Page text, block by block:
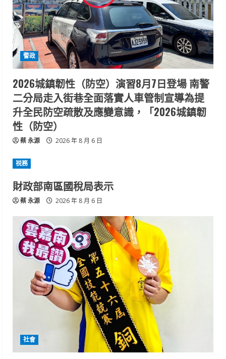
警政
2026城鎮韌性（防空）演習8月7日登場 南警
二分局走入街巷全面落實人車管制宣導為提
升全民防空疏散及應變意識，「2026城鎮韌
性（防空）
蔡 永源 2026 年 8 月 6 日
祱務
財政部南區國稅局表示
蔡 永源 2026 年 8 月 6 日
社會